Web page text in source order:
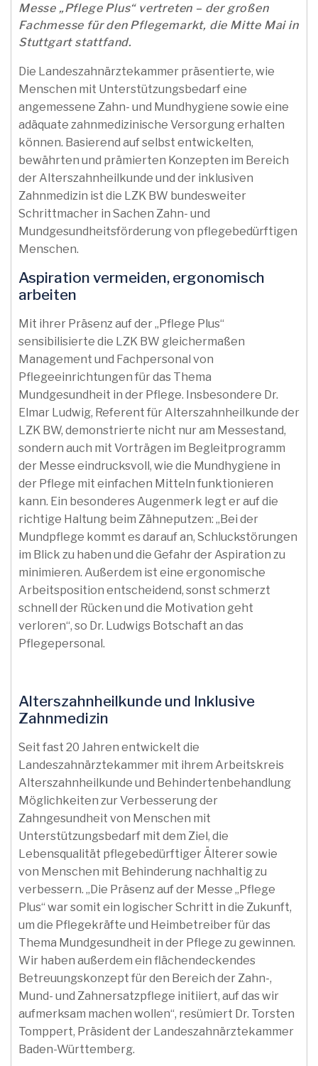
Messe „Pflege Plus“ vertreten – der großen
Fachmesse für den Pflegemarkt, die Mitte Mai in
Stuttgart stattfand.
Die Landeszahnärztekammer präsentierte, wie
Menschen mit Unterstützungsbedarf eine
angemessene Zahn- und Mundhygiene sowie eine
adäquate zahnmedizinische Versorgung erhalten
können. Basierend auf selbst entwickelten,
bewährten und prämierten Konzepten im Bereich
der Alterszahnheilkunde und der inklusiven
Zahnmedizin ist die LZK BW bundesweiter
Schrittmacher in Sachen Zahn- und
Mundgesundheitsförderung von pflegebedürftigen
Menschen.
Aspiration vermeiden, ergonomisch
arbeiten
Mit ihrer Präsenz auf der „Pflege Plus“
sensibilisierte die LZK BW gleichermaßen
Management und Fachpersonal von
Pflegeeinrichtungen für das Thema
Mundgesundheit in der Pflege. Insbesondere Dr.
Elmar Ludwig, Referent für Alterszahnheilkunde der
LZK BW, demonstrierte nicht nur am Messestand,
sondern auch mit Vorträgen im Begleitprogramm
der Messe eindrucksvoll, wie die Mundhygiene in
der Pflege mit einfachen Mitteln funktionieren
kann. Ein besonderes Augenmerk legt er auf die
richtige Haltung beim Zähneputzen: „Bei der
Mundpflege kommt es darauf an, Schluckstörungen
im Blick zu haben und die Gefahr der Aspiration zu
minimieren. Außerdem ist eine ergonomische
Arbeitsposition entscheidend, sonst schmerzt
schnell der Rücken und die Motivation geht
verloren“, so Dr. Ludwigs Botschaft an das
Pflegepersonal.
Alterszahnheilkunde und Inklusive
Zahnmedizin
Seit fast 20 Jahren entwickelt die
Landeszahnärztekammer mit ihrem Arbeitskreis
Alterszahnheilkunde und Behindertenbehandlung
Möglichkeiten zur Verbesserung der
Zahngesundheit von Menschen mit
Unterstützungsbedarf mit dem Ziel, die
Lebensqualität pflegebedürftiger Älterer sowie
von Menschen mit Behinderung nachhaltig zu
verbessern. „Die Präsenz auf der Messe „Pflege
Plus“ war somit ein logischer Schritt in die Zukunft,
um die Pflegekräfte und Heimbetreiber für das
Thema Mundgesundheit in der Pflege zu gewinnen.
Wir haben außerdem ein flächendeckendes
Betreuungskonzept für den Bereich der Zahn-,
Mund- und Zahnersatzpflege initiiert, auf das wir
aufmerksam machen wollen“, resümiert Dr. Torsten
Tomppert, Präsident der Landeszahnärztekammer
Baden-Württemberg.